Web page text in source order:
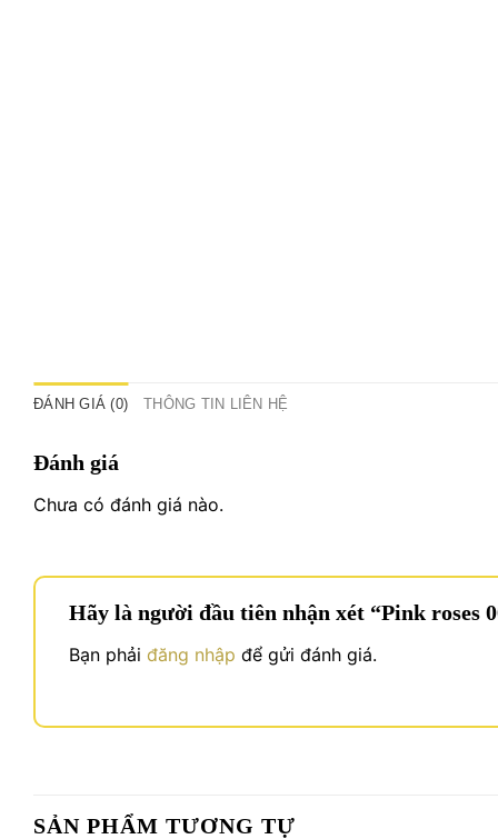
ĐÁNH GIÁ (0) THÔNG TIN LIÊN HỆ
Đánh giá
Chưa có đánh giá nào.
Hãy là người đầu tiên nhận xét “Pink roses
Bạn phải đăng nhập để gửi đánh giá.
SẢN PHẨM TƯƠNG TỰ